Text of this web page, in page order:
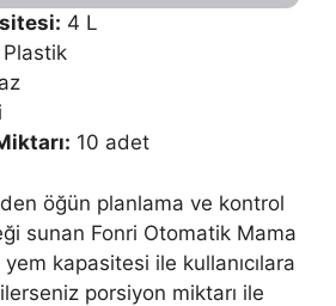
4 L
Plastik
10 adet
öğün planlama ve kontrol
sunan Fonri Otomatik Mama
kapasitesi ile kullanıcılara
porsiyon miktarı ile